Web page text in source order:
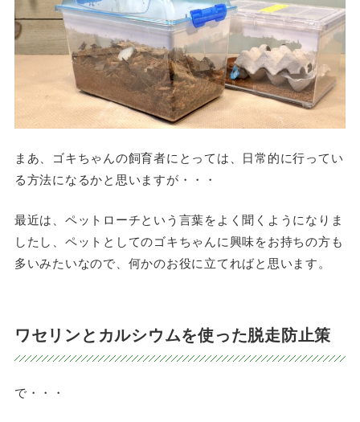
まあ、ゴキちゃんの飼育者にとっては、日常的に行ってい
る方法になるかと思いますが・・・
最近は、ペットローチという言葉をよく聞くようになりま
したし、ペットとしてのゴキちゃんに興味をお持ちの方も
多いみたいなので、何かのお役に立てればと思います。
ワセリンとカルシウムを使った脱走防止策
で・・・